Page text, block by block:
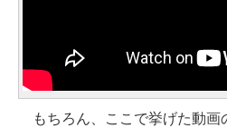
もちろん、ここで挙げた動画